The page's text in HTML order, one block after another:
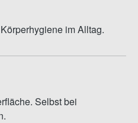
im Alltag.
Selbst bei